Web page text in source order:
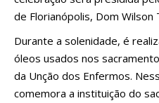
de Florianópolis, Dom Wilson
Durante a solenidade, é
óleos usados nos
da Unção dos Enfermos.
comemora a instituição do